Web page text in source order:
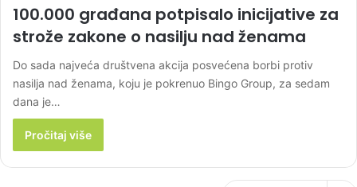
100.000 građana potpisalo inicijative za
strože zakone o nasilju nad ženama
Do sada najveća društvena akcija posvećena borbi protiv
nasilja nad ženama, koju je pokrenuo Bingo Group, za sedam
dana je…
Pročitaj više